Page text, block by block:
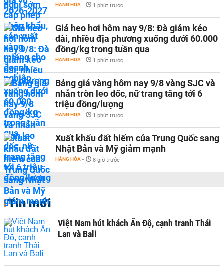
HÀNG HÓA - 1 phút trước
Giá heo hơi hôm nay 9/8: Đà giảm kéo
dài, nhiều địa phương xuống dưới 60.000
đồng/kg trong tuần qua
HÀNG HÓA - 1 phút trước
Bảng giá vàng hôm nay 9/8 vàng SJC và
nhẫn tròn leo dốc, nữ trang tăng tới 6
triệu đồng/lượng
HÀNG HÓA - 1 phút trước
Xuất khẩu đất hiếm của Trung Quốc sang
Nhật Bản và Mỹ giảm mạnh
HÀNG HÓA - 8 giờ trước
Tin mới
Việt Nam hút khách Ấn Độ, cạnh tranh Thái
Lan và Bali